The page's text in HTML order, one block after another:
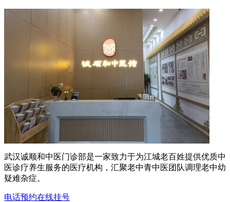
武汉诚顺和中医门诊部是一家致力于为江城老百姓提供优质中
医诊疗养生服务的医疗机构，汇聚老中青中医团队调理老中幼
疑难杂症。
电话预约在线挂号